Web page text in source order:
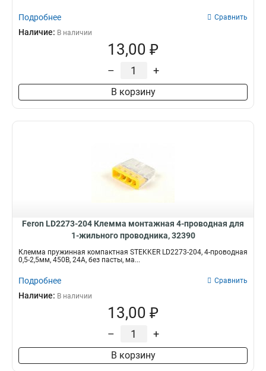
Подробнее Сравнить
Наличие: В наличии
13,00 ₽
– +
В корзину
Feron LD2273-204 Клемма монтажная 4-проводная для
1-жильного проводника, 32390
Клемма пружинная компактная STEKKER LD2273-204, 4-проводная
0,5-2,5мм, 450В, 24A, без пасты, ма...
Подробнее Сравнить
Наличие: В наличии
13,00 ₽
– +
В корзину